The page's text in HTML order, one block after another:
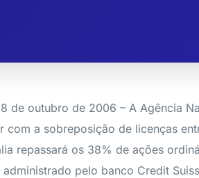
de outubro de 2006 – A Agência
com a sobreposição de licenças
repassará os 38% de ações
administrado pelo banco Credit